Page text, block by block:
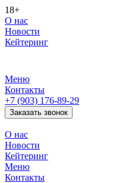
18+
О нас
Новости
Кейтеринг
Меню
Контакты
+7 (903) 176-89-29
Заказать звонок
О нас
Новости
Кейтеринг
Меню
Контакты